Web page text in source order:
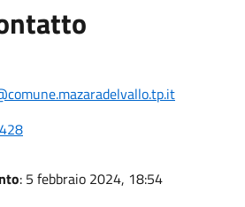
: 5 febbraio 2024, 18:54